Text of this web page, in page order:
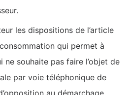
les dispositions de l’article
qui permet à
souhaite pas faire l’objet de
par voie téléphonique de
au démarchage